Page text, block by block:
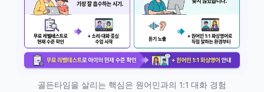
골든타임을 살리는 핵심은 원어민과의 1:1 대화 경험